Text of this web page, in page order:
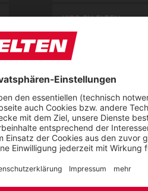
KIDS BY ELTEN
L10
LOWA WORK
MISS L10
NEW CLASSICS
NOVA